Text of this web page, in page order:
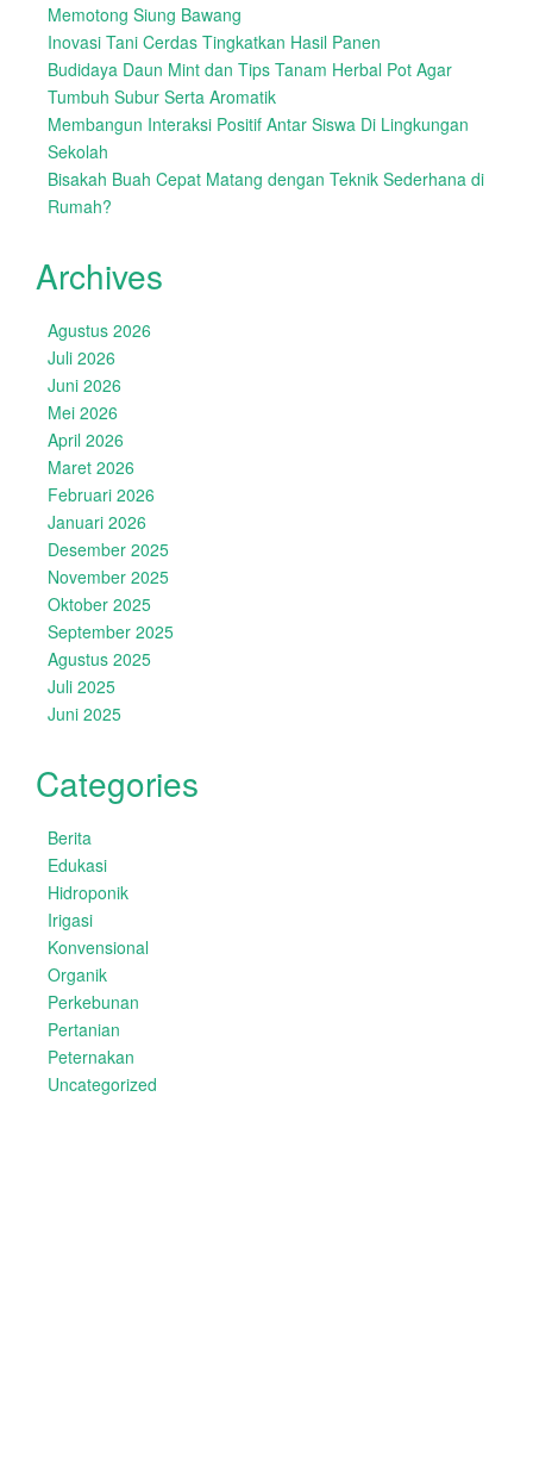
Memotong Siung Bawang
Inovasi Tani Cerdas Tingkatkan Hasil Panen
Budidaya Daun Mint dan Tips Tanam Herbal Pot Agar
Tumbuh Subur Serta Aromatik
Membangun Interaksi Positif Antar Siswa Di Lingkungan
Sekolah
Bisakah Buah Cepat Matang dengan Teknik Sederhana di
Rumah?
Archives
Agustus 2026
Juli 2026
Juni 2026
Mei 2026
April 2026
Maret 2026
Februari 2026
Januari 2026
Desember 2025
November 2025
Oktober 2025
September 2025
Agustus 2025
Juli 2025
Juni 2025
Categories
Berita
Edukasi
Hidroponik
Irigasi
Konvensional
Organik
Perkebunan
Pertanian
Peternakan
Uncategorized